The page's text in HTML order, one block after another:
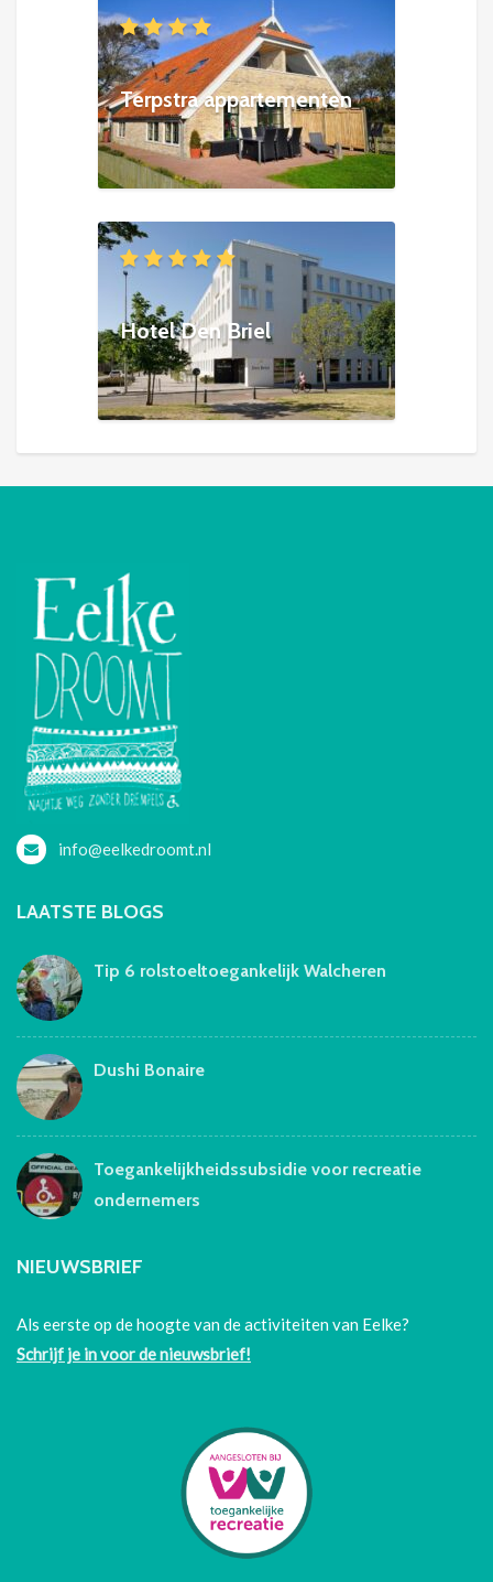
Terpstra appartementen
Hotel Den Briel
info@eelkedroomt.nl
LAATSTE BLOGS
Tip 6 rolstoeltoegankelijk Walcheren
Dushi Bonaire
Toegankelijkheidssubsidie voor recreatie
ondernemers
NIEUWSBRIEF
Als eerste op de hoogte van de activiteiten van Eelke?
Schrijf je in voor de nieuwsbrief!